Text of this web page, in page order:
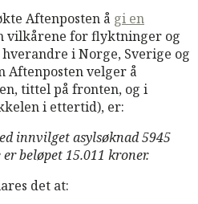
Aftenposten å gi en
vilkårene for flyktninger og
i Norge, Sverige og
Aftenposten velger å
tittel på fronten, og i
i ettertid), er:
innvilget asylsøknad 5945
beløpet 15.011 kroner.
det at: